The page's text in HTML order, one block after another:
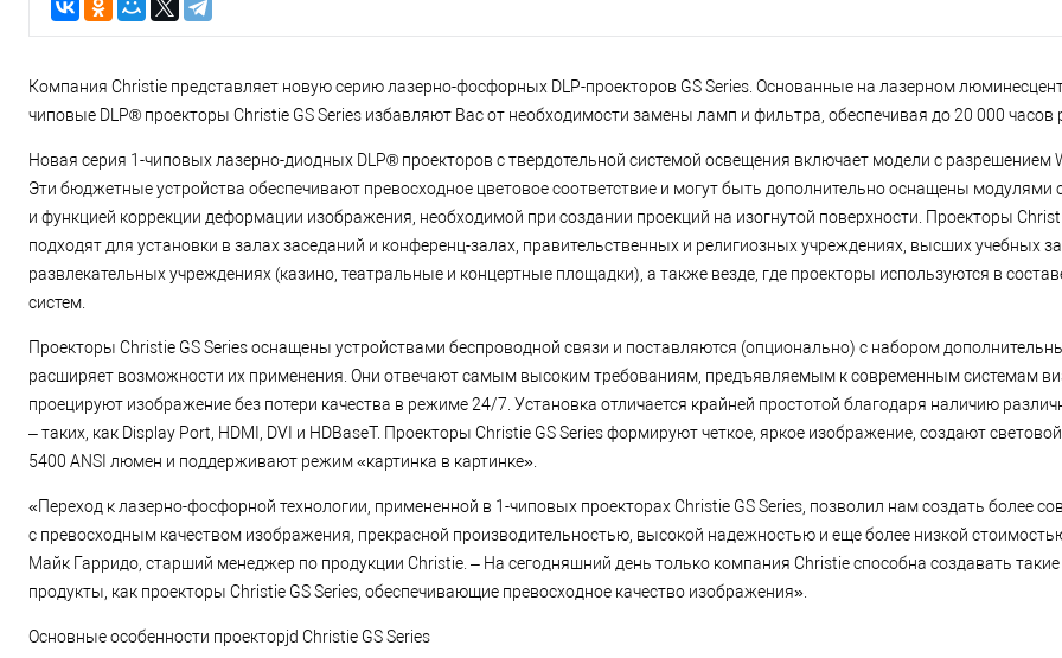
Компания Christie представляет новую серию лазерно-фосфорных DLP-проекторов GS Series. Основанные на лазерном
чиповые DLP® проекторы Christie GS Series избавляют Вас от необходимости замены ламп и фильтра, обеспечивая до 20 000 часов
Новая серия 1-чиповых лазерно-диодных DLP® проекторов с твердотельной системой освещения включает модели с разрешением
Эти бюджетные устройства обеспечивают превосходное цветовое соответствие и могут быть дополнительно оснащены модулями
и функцией коррекции деформации изображения, необходимой при создании проекций на изогнутой поверхности. Проекторы
подходят для установки в залах заседаний и конференц-залах, правительственных и религиозных учреждениях, высших учебных
развлекательных учреждениях (казино, театральные и концертные площадки), а также везде, где проекторы используются в
систем.
Проекторы Christie GS Series оснащены устройствами беспроводной связи и поставляются (опционально) с набором
расширяет возможности их применения. Они отвечают самым высоким требованиям, предъявляемым к современным системам
проецируют изображение без потери качества в режиме 24/7. Установка отличается крайней простотой благодаря наличию
‒ таких, как Display Port, HDMI, DVI и HDBaseT. Проекторы Christie GS Series формируют четкое, яркое изображение, создают
5400 ANSI люмен и поддерживают режим «картинка в картинке».
«Переход к лазерно-фосфорной технологии, примененной в 1-чиповых проекторах Christie GS Series, позволил нам создать более
с превосходным качеством изображения, прекрасной производительностью, высокой надежностью и еще более низкой
Майк Гарридо, старший менеджер по продукции Christie. ‒ На сегодняшний день только компания Christie способна создавать
продукты, как проекторы Christie GS Series, обеспечивающие превосходное качество изображения».
Основные особенности проекторjd Christie GS Series